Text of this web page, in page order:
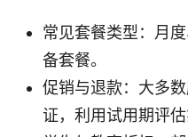
常见套餐类型：月
备套餐。
促销与退款：大多
证，利用试用期评估